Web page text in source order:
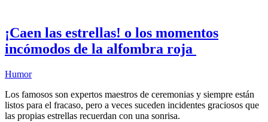
¡Caen las estrellas! o los momentos
incómodos de la alfombra roja
Humor
Los famosos son expertos maestros de ceremonias y siempre están
listos para el fracaso, pero a veces suceden incidentes graciosos que
las propias estrellas recuerdan con una sonrisa.